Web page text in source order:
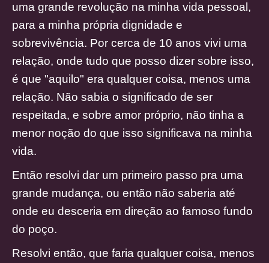
uma grande revolução na minha vida pessoal,
para a minha própria dignidade e
sobrevivência. Por cerca de 10 anos vivi uma
relação, onde tudo que posso dizer sobre isso,
é que "aquilo" era qualquer coisa, menos uma
relação. Não sabia o significado de ser
respeitada, e sobre amor próprio, não tinha a
menor noção do que isso significava na minha
vida.
Então resolvi dar um primeiro passo pra uma
grande mudança, ou então não saberia até
onde eu desceria em direção ao famoso fundo
do poço.
Resolvi então, que faria qualquer coisa, menos